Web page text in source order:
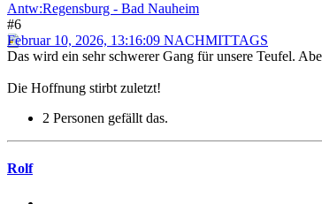
Antw:Regensburg - Bad Nauheim
#6
Februar 10, 2026, 13:16:09 NACHMITTAGS
Das wird ein sehr schwerer Gang für unsere Teufel.
Die Hoffnung stirbt zuletzt!
2 Personen gefällt das.
Rolf